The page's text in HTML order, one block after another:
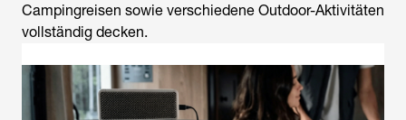
Campingreisen sowie verschiedene Outdoor-Aktivitäten
vollständig decken.